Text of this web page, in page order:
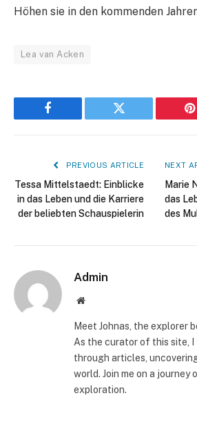
Höhen sie in den kommenden
Lea van Acken
Facebook Twitter
PREVIOUS ARTICLE
Tessa Mittelstaedt: Einblicke
in das Leben und die Karriere
der beliebten Schauspielerin
NEXT
Marie
das
des
Admin
Website
Meet Johnas, the explorer
As the curator of this site,
through articles,
world. Join me on a journey
exploration.